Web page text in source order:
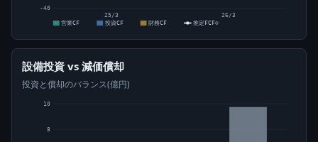
-40
25/3
26/3
営業CF
投資CF 財務CF 推定FCF⊙
設備投資 vs 減価償却
投資と償却のバランス(億円)
8
10